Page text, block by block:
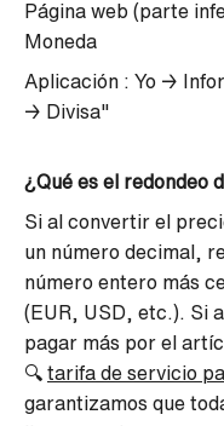
Página web (parte
Moneda
Aplicación : Yo →
→ Divisa"
¿Qué es el redondeo
Si al convertir el
un número decimal,
número entero más
(EUR, USD, etc.). Si
pagar más por el
🔍 tarifa de servicio
garantizamos que